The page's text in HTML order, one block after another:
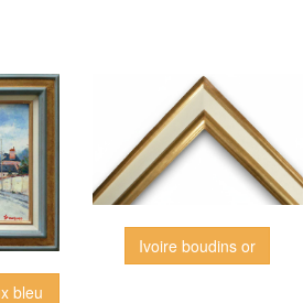
bleu
Ivoire boudins or